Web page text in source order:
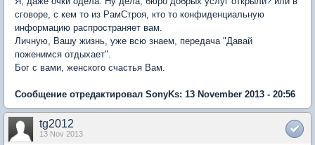
сговоре, с кем то из РамСтроя, кто то конфиденциальную
информацию распространяет вам.
Личную, Вашу жизнь, уже всю знаем, передача "Давай
поженимся отдыхает".
Бог с вами, женского счастья Вам.
Сообщение отредактировал SonyKs: 13 November 2013 - 20:56
tg2012
13 Nov 2013